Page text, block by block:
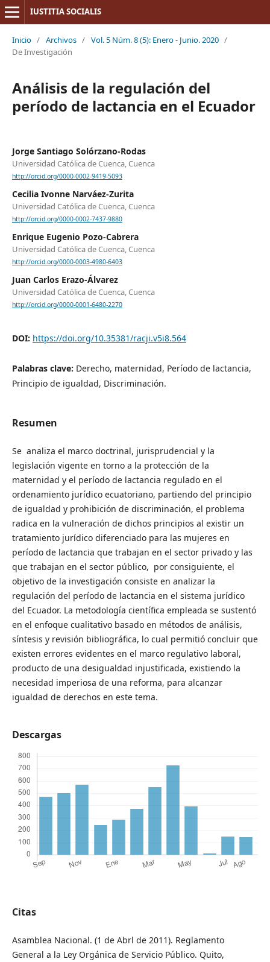
IUSTITIA SOCIALIS
Inicio / Archivos / Vol. 5 Núm. 8 (5): Enero - Junio. 2020 /
De Investigación
Análisis de la regulación del
período de lactancia en el Ecuador
Jorge Santiago Solórzano-Rodas
Universidad Católica de Cuenca, Cuenca
http://orcid.org/0000-0002-9419-5093
Cecilia Ivonne Narváez-Zurita
Universidad Católica de Cuenca, Cuenca
http://orcid.org/0000-0002-7437-9880
Enrique Eugenio Pozo-Cabrera
Universidad Católica de Cuenca, Cuenca
http://orcid.org/0000-0003-4980-6403
Juan Carlos Erazo-Álvarez
Universidad Católica de Cuenca, Cuenca
http://orcid.org/0000-0001-6480-2270
DOI: https://doi.org/10.35381/racji.v5i8.564
Palabras clave: Derecho, maternidad, Período de lactancia,
Principio de igualdad, Discriminación.
Resumen
Se analiza el marco doctrinal, jurisprudencial y la
legislación vigente en torno a la protección de la
maternidad y el período de lactancia regulado en el
ordenamiento jurídico ecuatoriano, partiendo del principio
de igualdad y prohibición de discriminación, el problema
radica en la vulneración de dichos principios al existir un
tratamiento jurídico diferenciado para las mujeres en
período de lactancia que trabajan en el sector privado y las
que trabajan en el sector público, por consiguiente, el
objetivo de la investigación consiste en analizar la
regulación del período de lactancia en el sistema jurídico
del Ecuador. La metodología científica empleada se sustentó
en el enfoque cualitativo basado en métodos de análisis,
síntesis y revisión bibliográfica, lo cual permitió concluir que
existen errores evidentes en el marco regulativo laboral,
producto de una desigualdad injustificada, existiendo la
necesidad imperiosa de una reforma, para alcanzar
igualdad de derechos en este tema.
Descargas
Citas
Asamblea Nacional. (1 de Abrl de 2011). Reglamento
General a la Ley Orgánica de Servicio Público. Quito,